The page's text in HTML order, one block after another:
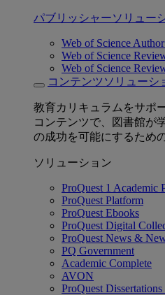
パブリッシャーソリュー
Web of Science
Web of Science
Web of Science
コンテンツソリューシ
教育カリキュラムをサポ
コンテンツで、図書館が
の成功を可能にするため
ソリューション
ProQuest 1 Academic
ProQuest Platform
ProQuest Ebooks
ProQuest Digital
ProQuest News &
PQ Government
Academic Complete
AVON
ProQuest